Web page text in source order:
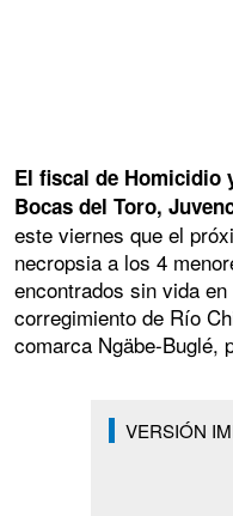
El fiscal de Homicidio
Bocas del Toro,
este viernes que el
necropsia a los 4
encontrados sin vida
corregimiento de Río
comarca Ngäbe-Buglé,
VERSIÓN